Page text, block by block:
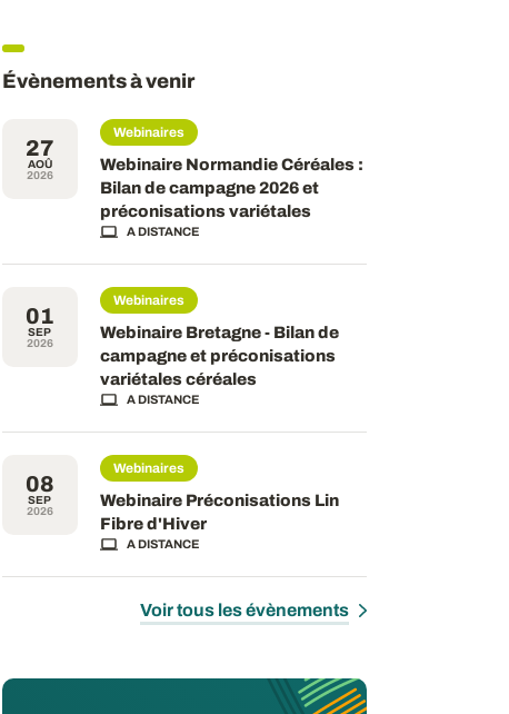
Évènements à venir
27
AOÛ
2026
Webinaires
Webinaire Normandie Céréales :
Bilan de campagne 2026 et
préconisations variétales
A DISTANCE
01
SEP
2026
Webinaires
Webinaire Bretagne - Bilan de
campagne et préconisations
variétales céréales
A DISTANCE
08
SEP
2026
Webinaires
Webinaire Préconisations Lin
Fibre d'Hiver
A DISTANCE
Voir tous les évènements